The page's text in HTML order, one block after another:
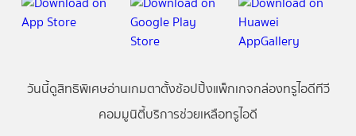
วันนี้ดูสิทธิพิเศษอ่านเกมตาตั้งช้อปปิ้งแพ็กเกจกล่องทรูไอดีทีวี
คอมมูนิตี้บริการช่วยเหลือทรูไอดี